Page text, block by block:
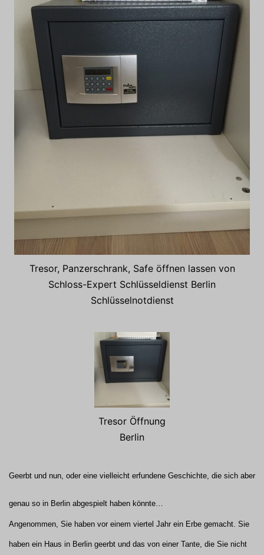
Tresor, Panzerschrank, Safe öffnen lassen von
Schloss-Expert Schlüsseldienst Berlin
Schlüsselnotdienst
Tresor Öffnung
Berlin
Geerbt und nun, oder eine vielleicht erfundene Geschichte, die sich aber
genau so in Berlin abgespielt haben könnte…
Angenommen, Sie haben vor einem viertel Jahr ein Erbe gemacht. Sie
haben ein Haus in Berlin geerbt und das von einer Tante, die Sie nicht